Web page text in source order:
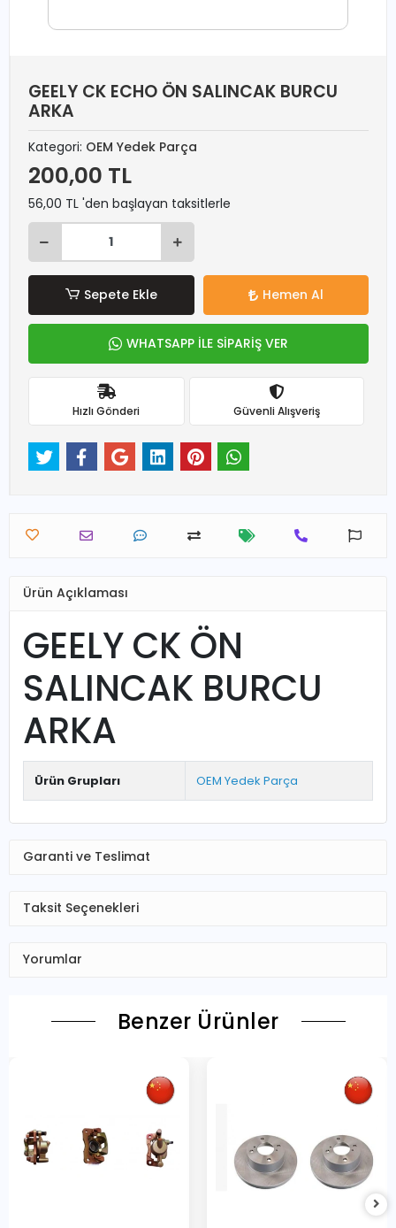
GEELY CK ECHO ÖN SALINCAK BURCU
ARKA
Kategori: OEM Yedek Parça
200,00 TL
56,00 TL 'den başlayan taksitlerle
Sepete Ekle Hemen Al
WHATSAPP İLE SİPARİŞ VER
Hızlı Gönderi Güvenli Alışveriş
Ürün Açıklaması
GEELY CK ÖN
SALINCAK BURCU
ARKA
Ürün Grupları OEM Yedek Parça
Garanti ve Teslimat
Taksit Seçenekleri
Yorumlar
Benzer Ürünler